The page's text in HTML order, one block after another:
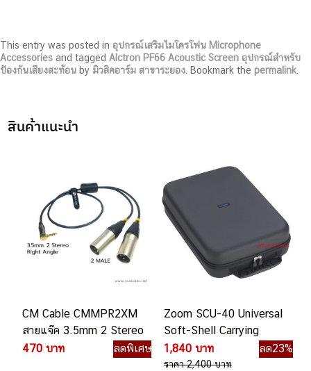
This entry was posted in อุปกรณ์เสริมไมโครโฟน Microphone
Accessories and tagged Alctron PF66 Acoustic Screen อุปกรณ์สำหรับ
ป้องกันเสียงสะท้อน by มิวสิคอาร์ม สาขาระยอง . Bookmark the permalink
สินค้าแนะนำ
CM Cable CMMPR2XM
สายแจ๊ค 3.5mm 2 Stereo
to 2 RCA ความยาว 1
470 บาท ลดพิเศษ
Zoom SCU-40 Universal
Soft-Shell Carrying
Case กระเป๋าเก็บอุปกรณ์
1,840 บาท ลด23%
ราคา 2,400 บาท